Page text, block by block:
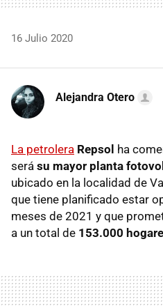
16 Julio 2020
Alejandra Otero
La petrolera Repsol ha
será su mayor planta
ubicado en la localidad de
que tiene planificado estar
meses de 2021 y que
a un total de 153.000